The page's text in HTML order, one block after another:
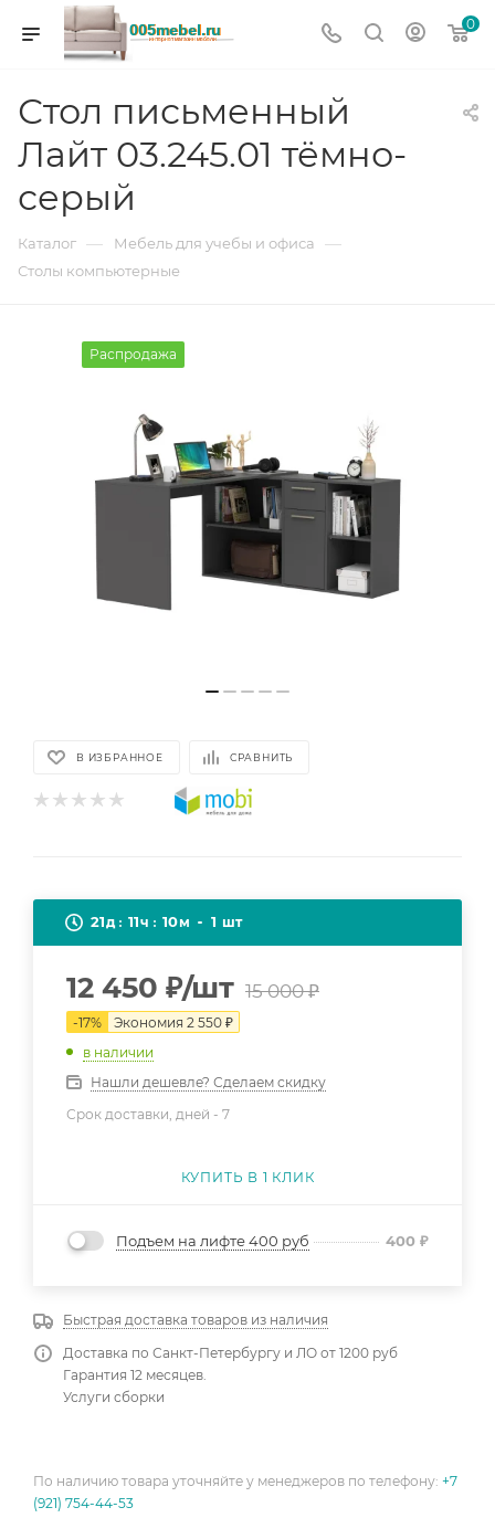
0
Стол письменный
Лайт 03.245.01 тёмно-
серый
Каталог — Мебель для учебы и офиса —
Столы компьютерные
Распродажа
В ИЗБРАННОЕ СРАВНИТЬ
21д 11ч 10м 1 шт
12 450 ₽/шт 15 000₽
-17% Экономия 2 550 ₽
в наличии
Нашли дешевле? Сделаем скидку
Срок доставки, дней - 7
КУПИТЬ В 1 КЛИК
Подъем на лифте 400 руб 400 ₽
Быстрая доставка товаров из наличия
Доставка по Санкт-Петербургу и ЛО от 1200 руб
Гарантия 12 месяцев.
Услуги сборки
По наличию товара уточняйте у менеджеров по телефону: +7
(921) 754-44-53